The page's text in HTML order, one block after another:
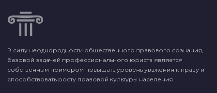
В силу неоднородности общественного правового сознания,
базовой задачей профессионального юриста является
собственным примером повышать уровень уважения к праву и
способствовать росту правовой культуры населения.